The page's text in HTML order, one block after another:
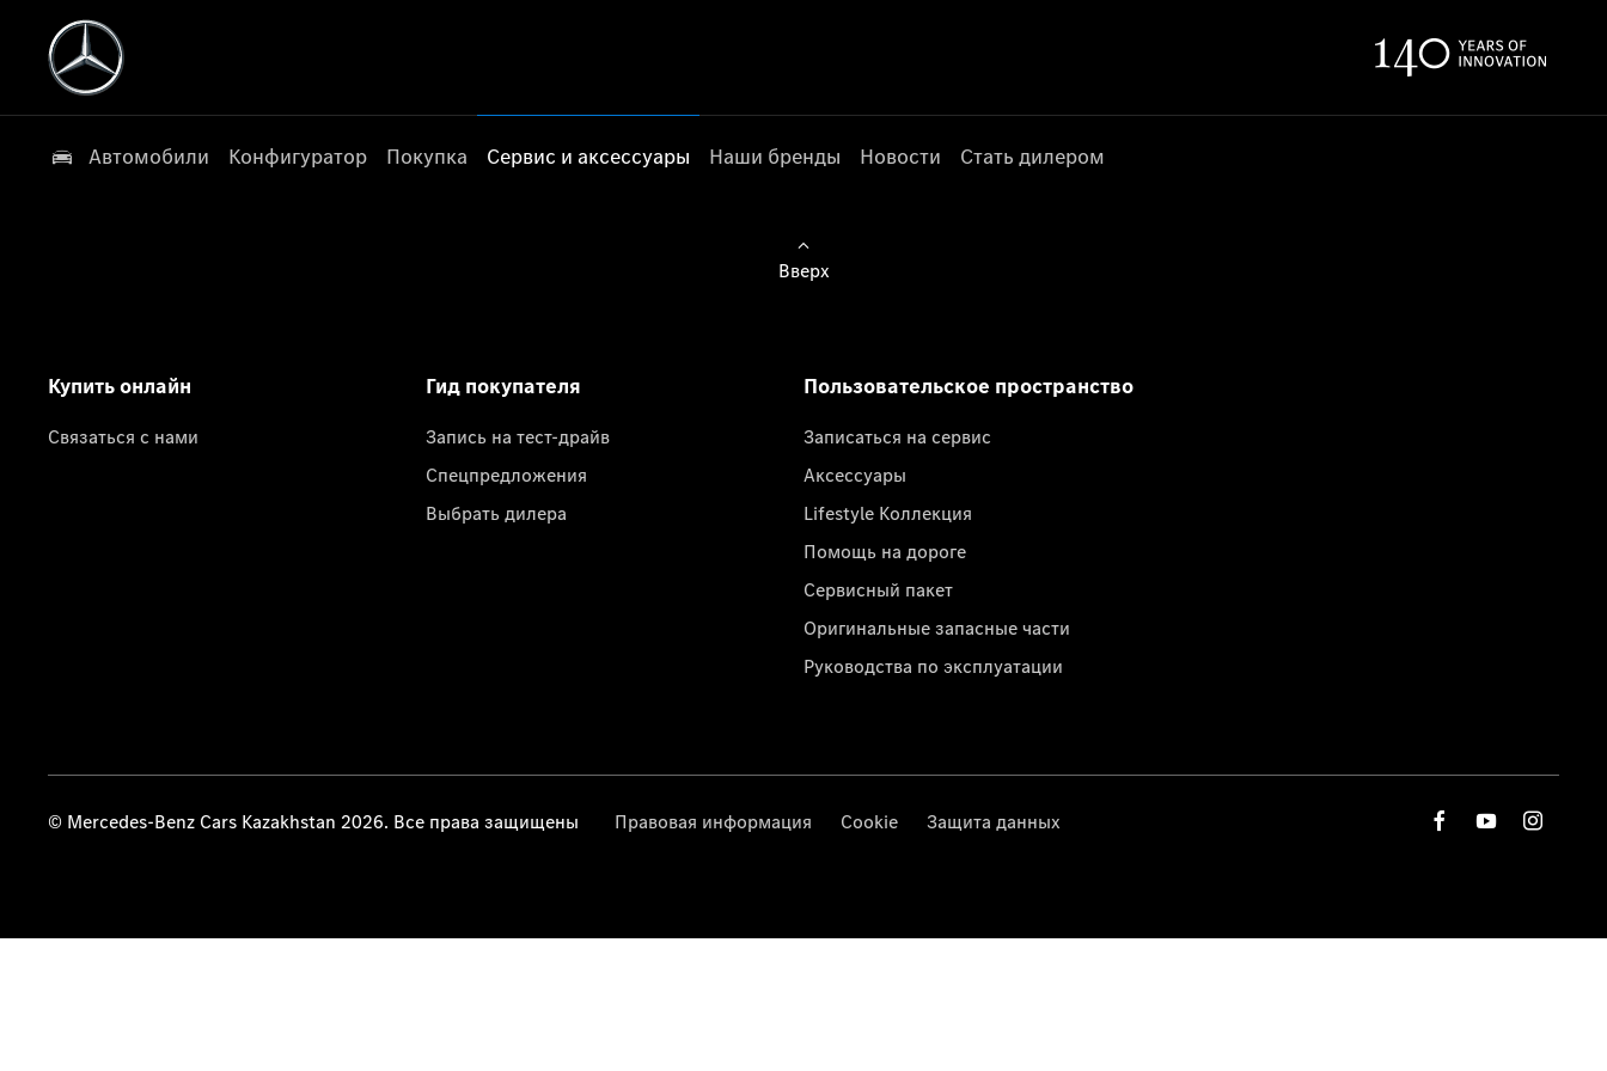
Автомобили Конфигуратор Покупка Сервис и аксессуары Наши бренды Новости Стать дилером
Вверх
Купить онлайн
Связаться с нами
Гид покупателя
Запись на тест-драйв
Спецпредложения
Выбрать дилера
Пользовательское пространство
Записаться на сервис
Аксессуары
Lifestyle Коллекция
Помощь на дороге
Сервисный пакет
Оригинальные запасные части
Руководства по эксплуатации
© Mercedes-Benz Cars Kazakhstan 2026. Все права защищены Правовая информация Cookie Защита данных